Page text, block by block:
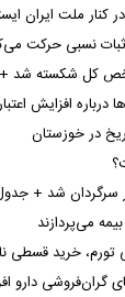
کنار ملت ایران
نسبی حرکت
افزایش
سرگردان شد +
تورم، خرید قسطی
گران‌فروشی دارو